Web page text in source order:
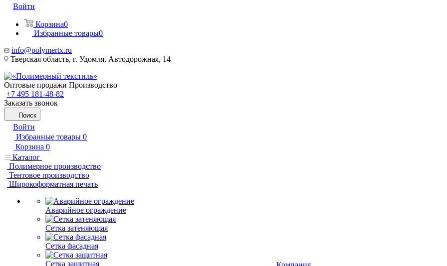
Войти
Корзина0
Избранные товары0
info@polymertx.ru
Тверская область, г. Удомля, Автодорожная, 14
Оптовые продажи Производство
+7 495 181-48-82
Заказать звонок
Поиск
Войти
Избранные товары 0
Корзина 0
Каталог
Полимерное производство
Тентовое производство
Широкоформатная печать
Аварийное ограждение
Сетка затеняющая
Сетка фасадная
Сетка защитная